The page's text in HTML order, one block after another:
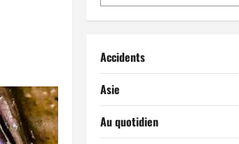
Accidents
Asie
Au quotidien